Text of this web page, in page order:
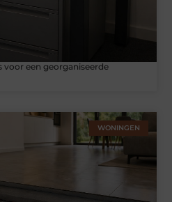
voor een georganiseerde
WONINGEN